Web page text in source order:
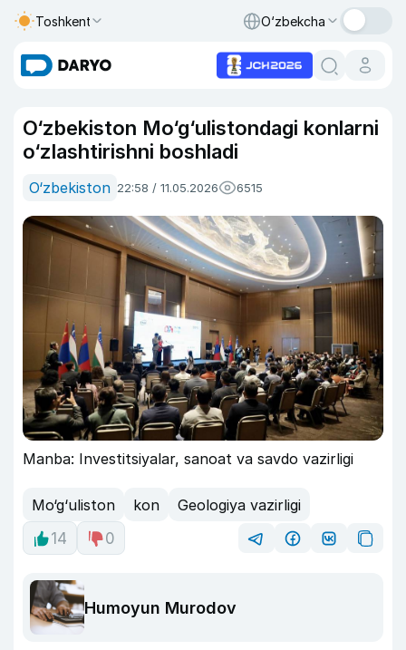
Toshkent O‘zbekcha
O‘zbekiston Mo‘g‘ulistondagi konlarni
o‘zlashtirishni boshladi
O‘zbekiston 22:58 / 11.05.2026 6515
Manba: Investitsiyalar, sanoat va savdo vazirligi
Mo‘g‘uliston kon
Geologiya vazirligi
14
0
Humoyun Murodov